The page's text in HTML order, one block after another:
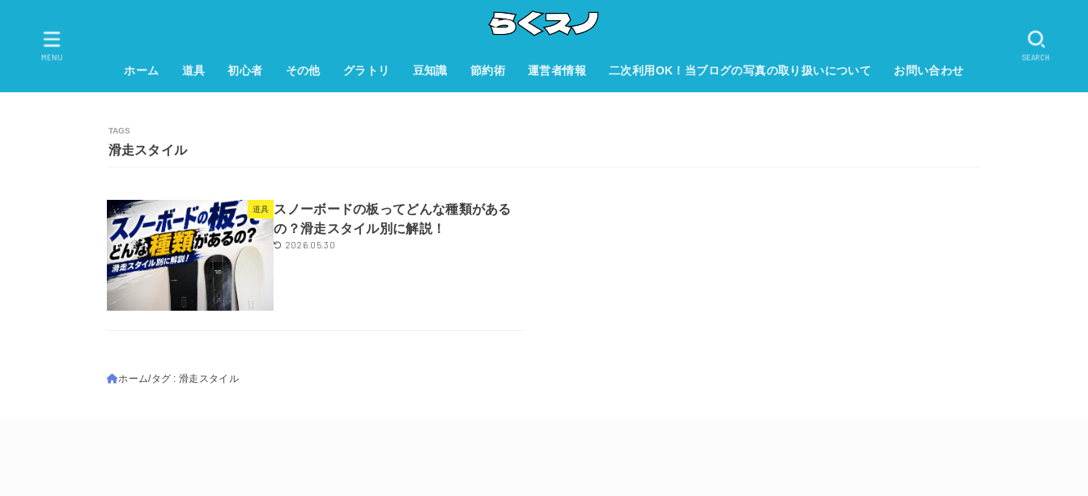
ホーム 道具 初心者 その他 グラトリ 豆知識 節約術 運営者情報 二次利用OK！当ブログの写真の取り扱いについて お問い合わせ
SEARCH
MENU
滑走スタイル
道具
スノーボードの板ってどんな種類がある
の？滑走スタイル別に解説！
2026.05.30
ホーム タグ : 滑走スタイル